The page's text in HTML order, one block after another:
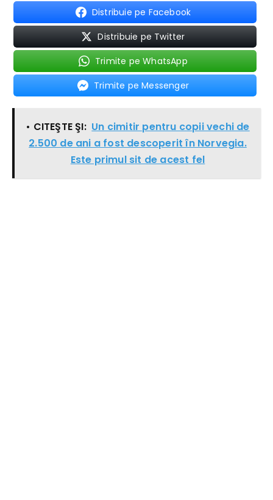
Distribuie pe Facebook
Distribuie pe Twitter
Trimite pe WhatsApp
Trimite pe Messenger
• CITEŞTE ŞI: Un cimitir pentru copii vechi de
2.500 de ani a fost descoperit în Norvegia.
Este primul sit de acest fel